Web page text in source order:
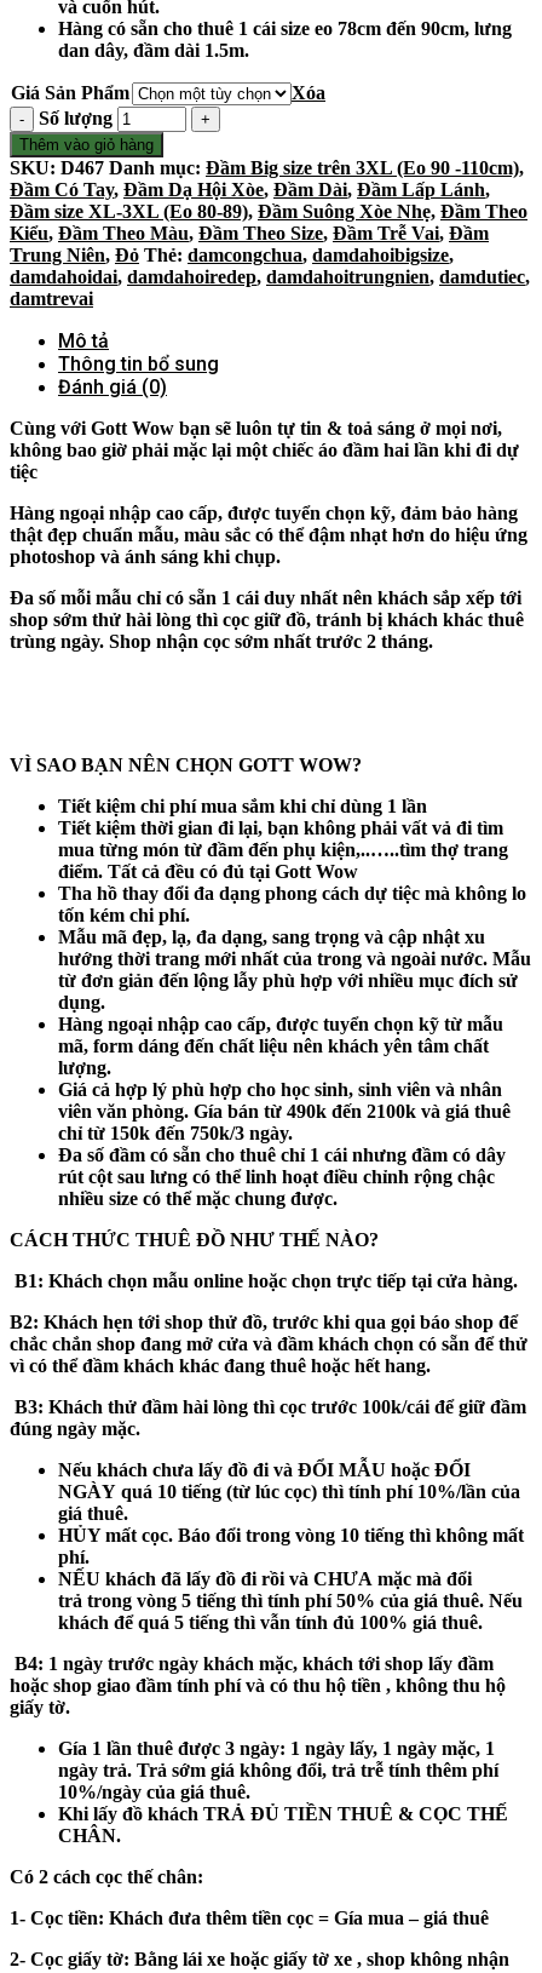
và cuốn hút.
Hàng có sẵn cho thuê 1 cái size eo 78cm đến 90cm, lưng
dan dây, đầm dài 1.5m.
Giá Sản Phẩm
Xóa
Số lượng
Thêm vào giỏ hàng
SKU: D467 Danh mục: Đầm Big size trên 3XL (Eo 90 -110cm),
Đầm Có Tay, Đầm Dạ Hội Xòe, Đầm Dài, Đầm Lấp Lánh,
Đầm size XL-3XL (Eo 80-89), Đầm Suông Xòe Nhẹ, Đầm Theo
Kiểu, Đầm Theo Màu, Đầm Theo Size, Đầm Trễ Vai, Đầm
Trung Niên, Đỏ Thẻ: damcongchua, damdahoibigsize,
damdahoidai, damdahoiredep, damdahoitrungnien, damdutiec,
damtrevai
Mô tả
Thông tin bổ sung
Đánh giá (0)
Cùng với Gott Wow bạn sẽ luôn tự tin & toả sáng ở mọi nơi,
không bao giờ phải mặc lại một chiếc áo đầm hai lần khi đi dự
tiệc
Hàng ngoại nhập cao cấp, được tuyển chọn kỹ, đảm bảo hàng
thật đẹp chuẩn mẫu, màu sắc có thể đậm nhạt hơn do hiệu ứng
photoshop và ánh sáng khi chụp.
Đa số mỗi mẫu chỉ có sẵn 1 cái duy nhất nên khách sắp xếp tới
shop sớm thử hài lòng thì cọc giữ đồ, tránh bị khách khác thuê
trùng ngày. Shop nhận cọc sớm nhất trước 2 tháng.
VÌ SAO BẠN NÊN CHỌN GOTT WOW?
Tiết kiệm chi phí mua sắm khi chỉ dùng 1 lần
Tiết kiệm thời gian đi lại, bạn không phải vất vả đi tìm
mua từng món từ đầm đến phụ kiện,..…..tìm thợ trang
điểm. Tất cả đều có đủ tại Gott Wow
Tha hồ thay đổi đa dạng phong cách dự tiệc mà không lo
tốn kém chi phí.
Mẫu mã đẹp, lạ, đa dạng, sang trọng và cập nhật xu
hướng thời trang mới nhất của trong và ngoài nước. Mẫu
từ đơn giản đến lộng lẫy phù hợp với nhiều mục đích sử
dụng.
Hàng ngoại nhập cao cấp, được tuyển chọn kỹ từ mẫu
mã, form dáng đến chất liệu nên khách yên tâm chất
lượng.
Giá cả hợp lý phù hợp cho học sinh, sinh viên và nhân
viên văn phòng. Gía bán từ 490k đến 2100k và giá thuê
chỉ từ 150k đến 750k/3 ngày.
Đa số đầm có sẵn cho thuê chỉ 1 cái nhưng đầm có dây
rút cột sau lưng có thể linh hoạt điều chỉnh rộng chậc
nhiều size có thể mặc chung được.
CÁCH THỨC THUÊ ĐỒ NHƯ THẾ NÀO?
B1: Khách chọn mẫu online hoặc chọn trực tiếp tại cửa hàng.
B2: Khách hẹn tới shop thử đồ, trước khi qua gọi báo shop để
chắc chắn shop đang mở cửa và đầm khách chọn có sẵn để thử
vì có thể đầm khách khác đang thuê hoặc hết hang.
B3: Khách thử đầm hài lòng thì cọc trước 100k/cái để giữ đầm
đúng ngày mặc.
Nếu khách chưa lấy đồ đi và ĐỔI MẪU hoặc ĐỔI
NGÀY quá 10 tiếng (từ lúc cọc) thì tính phí 10%/lần của
giá thuê.
HỦY mất cọc. Báo đổi trong vòng 10 tiếng thì không mất
phí.
NẾU khách đã lấy đồ đi rồi và CHƯA mặc mà đổi
trả trong vòng 5 tiếng thì tính phí 50% của giá thuê. Nếu
khách đểquá 5 tiếng thì vẫn tính đủ 100% giá thuê.
B4: 1 ngày trước ngày khách mặc, khách tới shop lấy đầm
hoặc shop giao đầm tính phí và có thu hộ tiền , không thu hộ
giấy tờ.
Gía 1 lần thuê được 3 ngày: 1 ngày lấy, 1 ngày mặc, 1
ngày trả. Trả sớm giá không đổi, trả trễ tính thêm phí
10%/ngày của giá thuê.
Khi lấy đồ khách TRẢ ĐỦ TIỀN THUÊ & CỌC THẾ
CHÂN.
Có 2 cách cọc thế chân:
1- Cọc tiền: Khách đưa thêm tiền cọc = Gía mua – giá thuê
2- Cọc giấy tờ: Bằng lái xe hoặc giấy tờ xe , shop không nhận